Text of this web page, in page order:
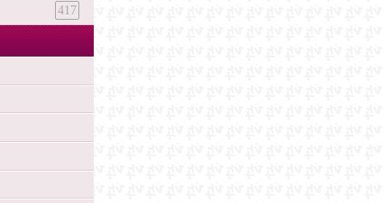
417